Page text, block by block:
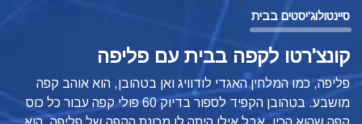
סיינטולוג'יסטים בבית
קונצ'רטו לקפה בבית עם פליפה
פליפה, כמו המלחין האגדי לודוויג ואן בטהובן, הוא אוהב קפה
מושבע. בטהובן הקפיד לספור בדיוק 60 פולי קפה עבור כל כוס